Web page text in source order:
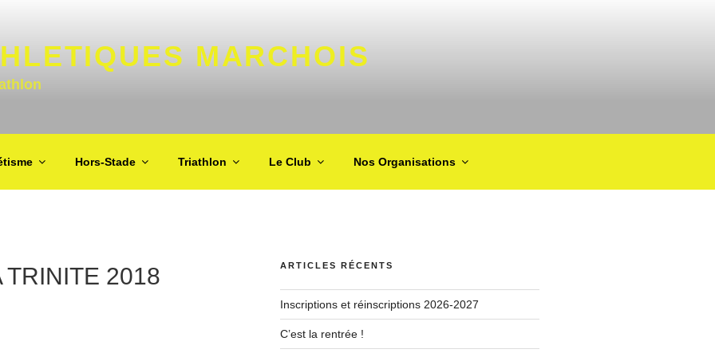
MARCHOIS
Hors-Stade Triathlon Le Club Nos Organisations
TRINITE 2018 ARTICLES RÉCENTS
Inscriptions et réinscriptions 2026-2027
C’est la rentrée !